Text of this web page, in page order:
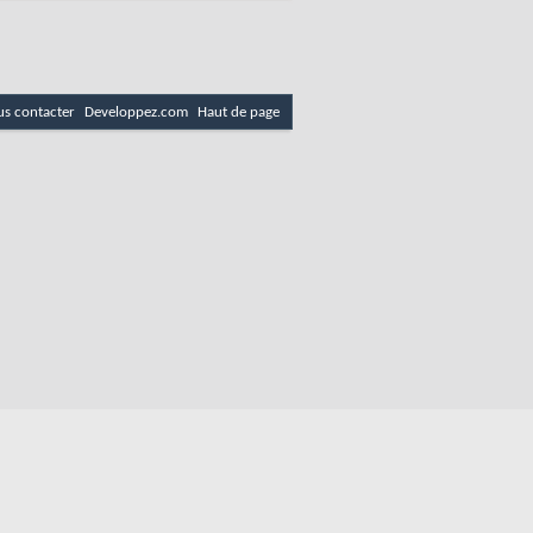
contacter Developpez.com Haut de page